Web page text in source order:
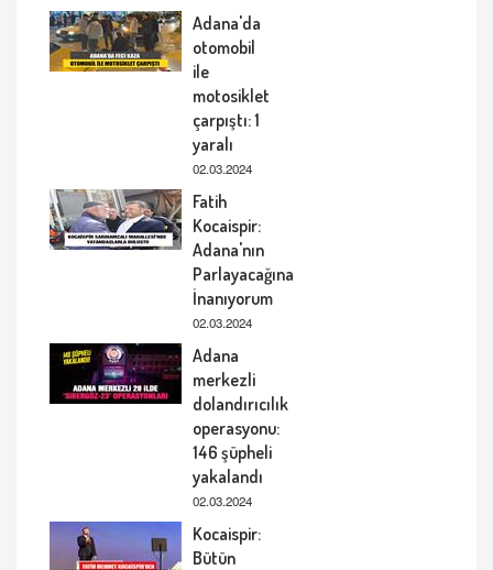
Adana'da
otomobil
ile
motosiklet
çarpıştı: 1
yaralı
02.03.2024
Fatih
Kocaispir:
Adana'nın
Parlayacağına
İnanıyorum
02.03.2024
Adana
merkezli
dolandırıcılık
operasyonu:
146 şüpheli
yakalandı
02.03.2024
Kocaispir:
Bütün